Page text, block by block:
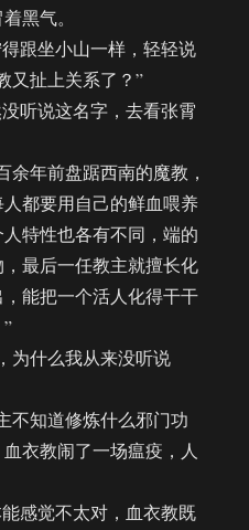
黑气。
坐小山一样，轻轻说
又扯上关系了？”
听说这名字，去看张霄
年前盘踞西南的魔教，
都要用自己的鲜血喂养
特性也各有不同，端的
最后一任教主就擅长化
能把一个活人化得干干
什么我从来没听说
知道修炼什么邪门功
衣教闹了一场瘟疫，人
感觉不太对，血衣教既